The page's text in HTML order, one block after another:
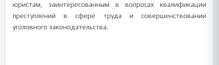
юристам, заинтересованным в вопросах квалификации
преступлений в сфере труда и совершенствовании
уголовного законодательства.